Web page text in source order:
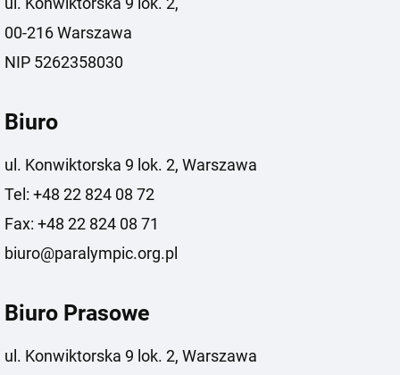
00-216 Warszawa
NIP 5262358030
Biuro
ul. Konwiktorska 9 lok. 2, Warszawa
Tel: +48 22 824 08 72
Fax: +48 22 824 08 71
biuro@paralympic.org.pl
Biuro Prasowe
ul. Konwiktorska 9 lok. 2, Warszawa